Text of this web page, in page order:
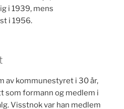
i 1939, mens
i 1956.
av kommunestyret i 30 år,
som formann og medlem i
Visstnok var han medlem